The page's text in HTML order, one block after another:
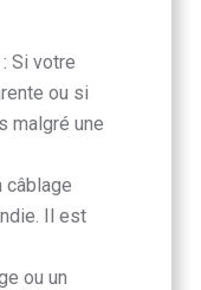
: Si votre
ou si
malgré une
câblage
Il est
ou un